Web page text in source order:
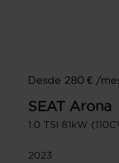
Desde 280 € /
SEAT Arona
1.0 TSI 81kW
2023